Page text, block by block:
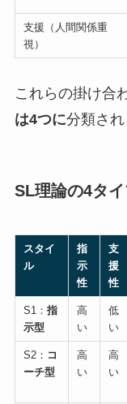
支援（人間関係重
視）
これらの掛け合
は4つに分類され
SL理論の4タイ
スタイ
ル
指
示
性
支
援
性
S1： 指
示型
高
い
低
い
S2： コ
ーチ型
高
い
高
い